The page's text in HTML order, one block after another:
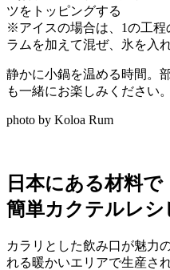
ツをトッピングする
※アイスの場合は、1の工程
ラムを加えて混ぜ、氷を入
静かに小鍋を温める時間。
も一緒にお楽しみください。
photo by Koloa Rum
日本にある材料
簡単カクテルレシ
カラリとした飲み口が魅力
れる暖かいエリアで生産さ